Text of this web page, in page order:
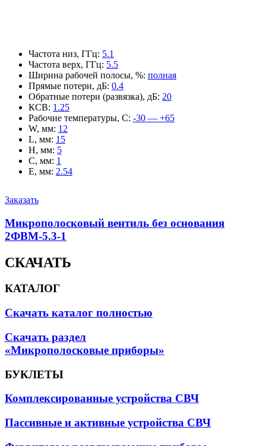
Частота низ, ГГц: 5.1
Частота верх, ГГц: 5.5
Ширина рабочей полосы, %: полная
Прямые потери, дБ: 0.4
Обратные потери (развязка), дБ: 20
КСВ: 1.25
Рабочие температуры, С: -30 — +65
W, мм: 12
L, мм: 15
H, мм: 5
C, мм: 1
E, мм: 2.54
Заказать
Микрополосковый вентиль без основания
2ФВМ-5.3-1
СКАЧАТЬ
КАТАЛОГ
Скачать каталог полностью
Скачать раздел
«Микрополосковые приборы»
БУКЛЕТЫ
Комплексированные устройства СВЧ
Пассивные и активные устройства СВЧ